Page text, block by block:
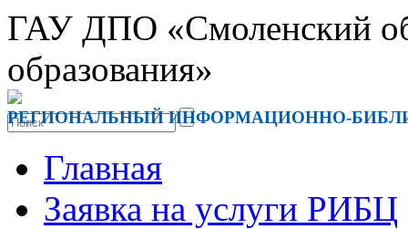
ГАУ ДПО «Смоленский
образования»
РЕГИОНАЛЬНЫЙ ИНФОРМАЦИОННО-
Главная
Заявка на услуги РИБЦ